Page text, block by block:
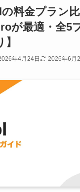
料金プラン比
が最適・全5
年4月24日 2026年6月